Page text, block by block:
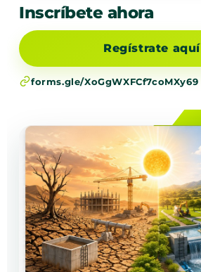
Inscríbete ahora
Regístrate aquí
forms.gle/XoGgWXFCf7coMXy69